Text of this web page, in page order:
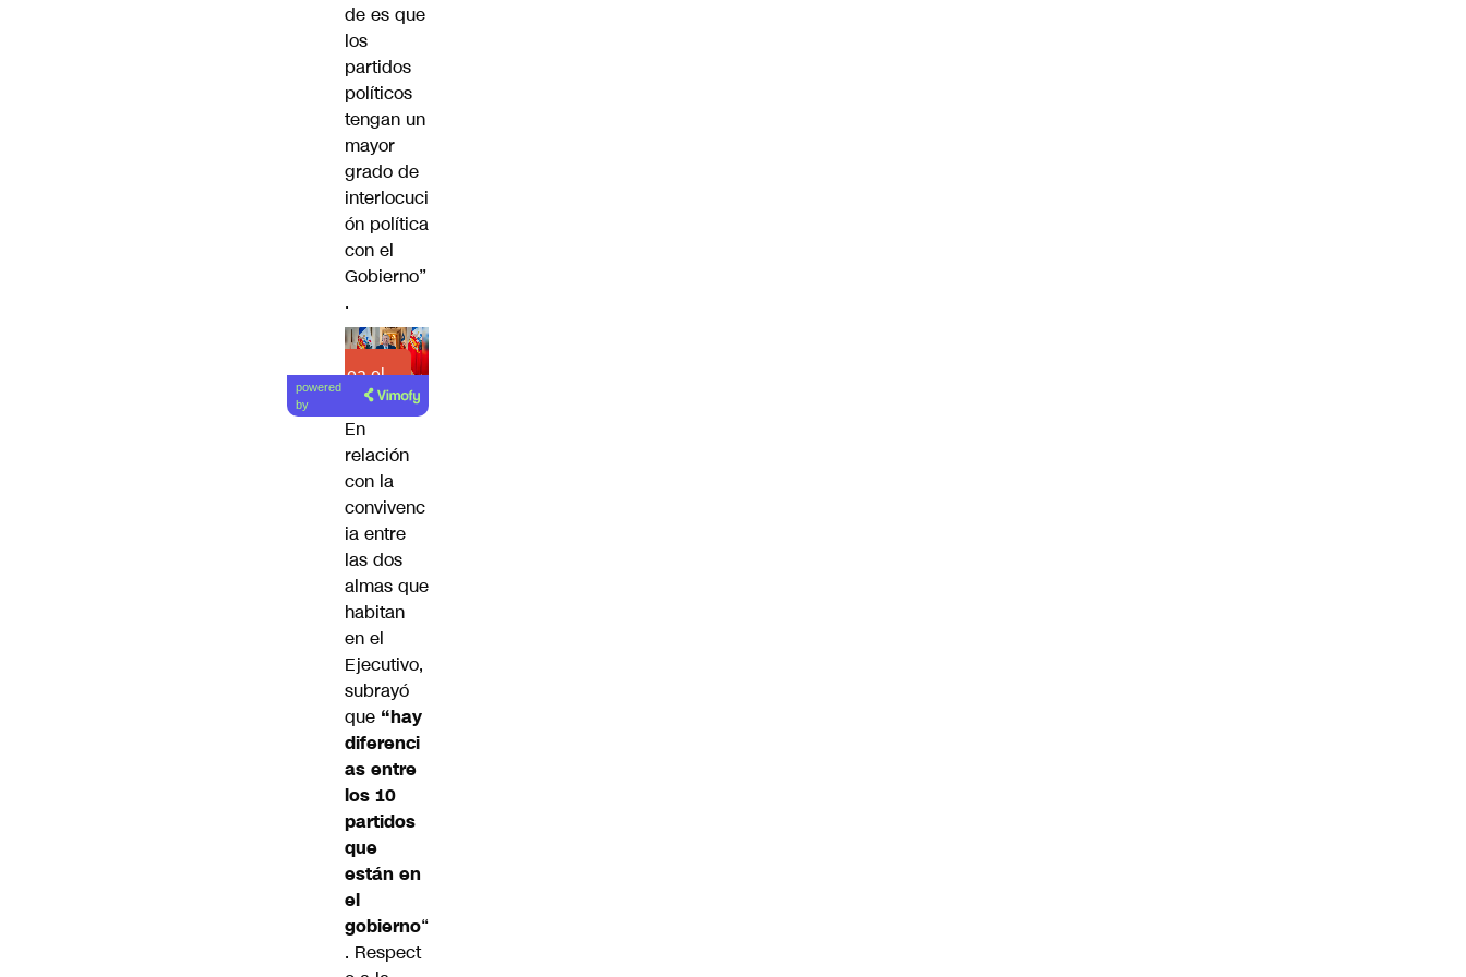
de es que
los
partidos
políticos
tengan un
mayor
grado de
interlocuci
ón política
con el
Gobierno”
.
Lea el
artículo
powered
by
En
relación
con la
convivenc
ia entre
las dos
almas que
habitan
en el
Ejecutivo,
subrayó
que “hay
diferenci
as entre
los 10
partidos
que
están en
el
gobierno“
. Respect